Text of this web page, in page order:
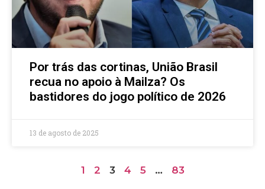
Por trás das cortinas, União Brasil
recua no apoio à Mailza? Os
bastidores do jogo político de 2026
13 de agosto de 2025
1 2 3 4 5 … 83